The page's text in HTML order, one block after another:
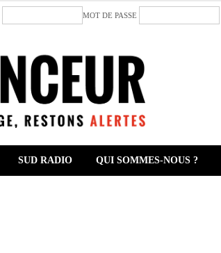
MOT DE PASSE
SUD RADIO QUI SOMMES-NOUS ?